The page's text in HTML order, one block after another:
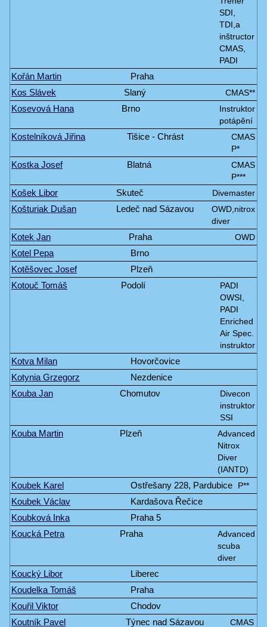
SDI,
TDI,a
inštructor
CMAS,
PADI
Kořán Martin
Praha
Kos Slávek
Slaný CMAS**
Kosevová Hana Brno
Instruktor
potápění
Kostelníková Jiřina Tišice - Chrást
CMAS
P*
Kostka Josef Blatná
CMAS
P***
Košek Libor Skuteč Divemaster
Košturiak Dušan Ledeč nad Sázavou
OWD,nitrox
diver
Kotek Jan Praha OWD
Kotel Pepa
Brno
Kotěšovec Josef
Plzeň
Kotouč Tomáš
Podolí
PADI
OWSI,
PADI
Enriched
Air Spec.
instruktor
Kotva Milan
Hovorčovice
Kotynia Grzegorz
Nezdenice
Kouba Jan
Chomutov
Divecon
instruktor
SSI
Kouba Martin Plzeň
Advanced
Nitrox
Diver
(IANTD)
Koubek Karel Ostřešany 228, Pardubice P**
Koubek Václav
Kardašova Řečice
Koubková Inka
Praha 5
Koucká Petra
Praha
Advanced
scuba
diver
Koucký Libor
Liberec
Koudelka Tomáš
Praha
Kouřil Viktor
Chodov
Koutník Pavel
Týnec nad Sázavou
CMAS